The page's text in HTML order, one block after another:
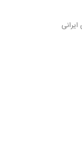
موسیقی ایرانی